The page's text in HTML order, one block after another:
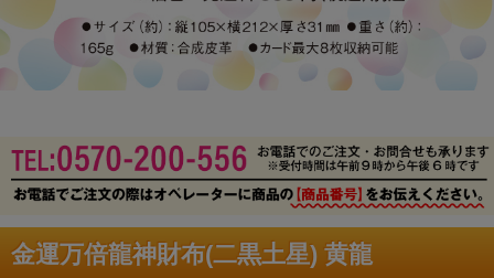
金運万倍龍神財布(二黒土星) 黄龍